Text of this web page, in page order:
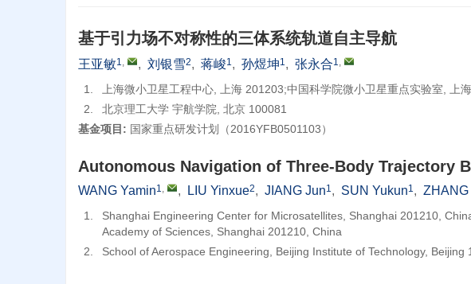
基于引力场不对称性的三体系统轨道自主导航
王亚敏1, , 刘银雪2, 蒋峻1, 孙煜坤1, 张永合1,
1.
上海微小卫星工程中心, 上海 201203;中国科学院微小卫星重点实验室, 上
2.
北京理工大学 宇航学院, 北京 100081
基金项目: 国家重点研发计划（2016YFB0501103）
Autonomous Navigation of Three-Body Trajectory
WANG Yamin1, , LIU Yinxue2, JIANG Jun1, SUN Yukun1, ZHANG
1.
Shanghai Engineering Center for Microsatellites, Shanghai 201210,
Academy of Sciences, Shanghai 201210, China
2.
School of Aerospace Engineering, Beijing Institute of Technology, Beijing